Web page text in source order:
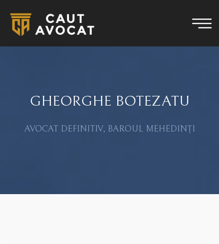
GHEORGHE BOTEZATU
AVOCAT DEFINITIV, BAROUL MEHEDINȚI